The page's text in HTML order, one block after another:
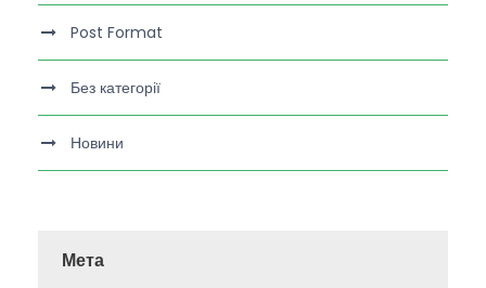
Post Format
Без категорії
Новини
Мета